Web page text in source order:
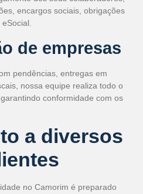
encargos sociais, obrigações
de empresas
pendências, entregas em
nossa equipe realiza todo o
conformidade com os
a diversos
no Camorim é preparado